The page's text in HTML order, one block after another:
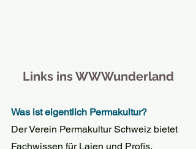
Links ins WWWunderland
Was ist eigentlich Permakultur?
Der Verein Permakultur Schweiz bietet
Fachwissen für Laien und Profis,